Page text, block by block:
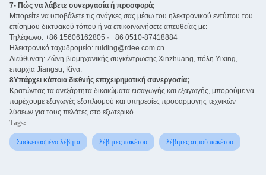
7- Πώς να λάβετε συνεργασία ή προσφορά;
Μπορείτε να υποβάλετε τις ανάγκες σας μέσω του ηλεκτρονικού εντύπου του
επίσημου δικτυακού τόπου ή να επικοινωνήσετε απευθείας με:
Τηλέφωνο: +86 15606162805 · +86 0510-87418884
Ηλεκτρονικό ταχυδρομείο: ruiding@rdee.com.cn
Διεύθυνση: Ζώνη βιομηχανικής συγκέντρωσης Xinzhuang, πόλη Yixing,
επαρχία Jiangsu, Κίνα.
8Υπάρχει κάποια διεθνής επιχειρηματική συνεργασία;
Κρατώντας τα ανεξάρτητα δικαιώματα εισαγωγής και εξαγωγής, μπορούμε να
παρέχουμε εξαγωγές εξοπλισμού και υπηρεσίες προσαρμογής τεχνικών
λύσεων για τους πελάτες στο εξωτερικό.
Tags:
Συσκευασμένο λέβητα λέβητες πακέτου λέβητες ατμού πακέτου